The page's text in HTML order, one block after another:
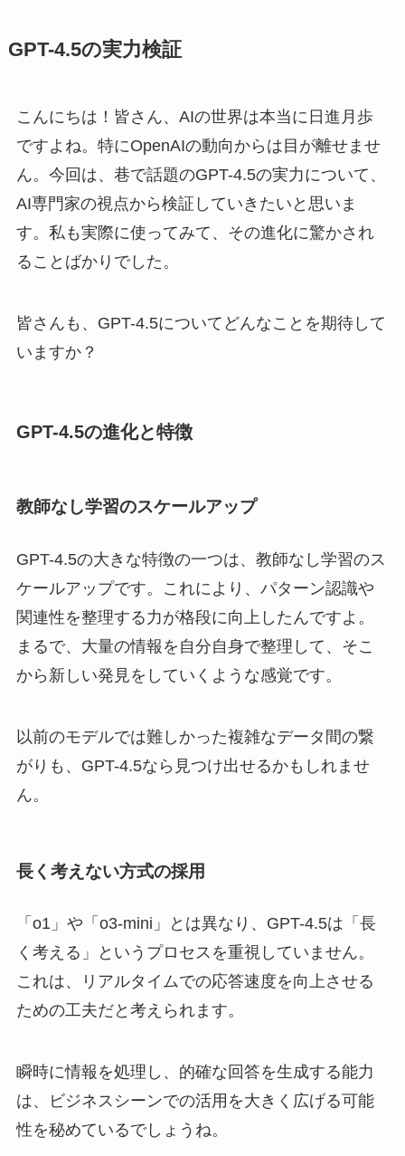
GPT-4.5の実力検証
こんにちは！皆さん、AIの世界は本当に日進月歩
ですよね。特にOpenAIの動向からは目が離せませ
ん。今回は、巷で話題のGPT-4.5の実力について、
AI専門家の視点から検証していきたいと思いま
す。私も実際に使ってみて、その進化に驚かされ
ることばかりでした。
皆さんも、GPT-4.5についてどんなことを期待して
いますか？
GPT-4.5の進化と特徴
教師なし学習のスケールアップ
GPT-4.5の大きな特徴の一つは、教師なし学習のス
ケールアップです。これにより、パターン認識や
関連性を整理する力が格段に向上したんですよ。
まるで、大量の情報を自分自身で整理して、そこ
から新しい発見をしていくような感覚です。
以前のモデルでは難しかった複雑なデータ間の繋
がりも、GPT-4.5なら見つけ出せるかもしれませ
ん。
長く考えない方式の採用
「o1」や「o3-mini」とは異なり、GPT-4.5は「長
く考える」というプロセスを重視していません。
これは、リアルタイムでの応答速度を向上させる
ための工夫だと考えられます。
瞬時に情報を処理し、的確な回答を生成する能力
は、ビジネスシーンでの活用を大きく広げる可能
性を秘めているでしょうね。